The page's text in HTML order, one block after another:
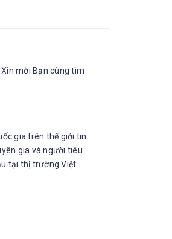
mời Bạn cùng tìm
gia trên thế giới tin
gia và người tiêu
tại thị trường Việt